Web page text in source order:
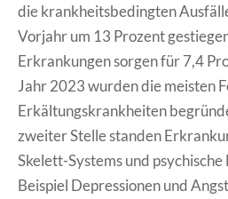
die krankheitsbedingten
Vorjahr um 13 Prozent
Erkrankungen sorgen für 7,4
Jahr 2023 wurden die meisten
Erkältungskrankheiten
zweiter Stelle standen
Skelett-Systems und
Beispiel Depressionen und